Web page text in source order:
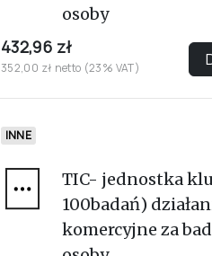
osoby
432,96 zł
352,00 zł netto (23% VAT)
INNE
TIC- jednostka
100badań)
komercyjne za